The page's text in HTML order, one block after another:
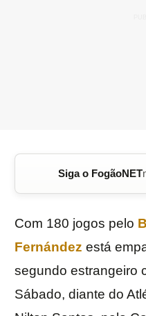
Siga o FogãoNET
Com 180 jogos pelo
Fernández está
segundo estrangeiro
Sábado, diante do